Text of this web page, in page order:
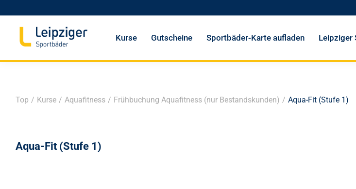
Kurse Gutscheine Sportbäder-Karte aufladen Leipziger
Top / Kurse / Aquafitness / Frühbuchung Aquafitness (nur Bestandskunden) / Aqua-Fit (Stufe 1)
Aqua-Fit (Stufe 1)